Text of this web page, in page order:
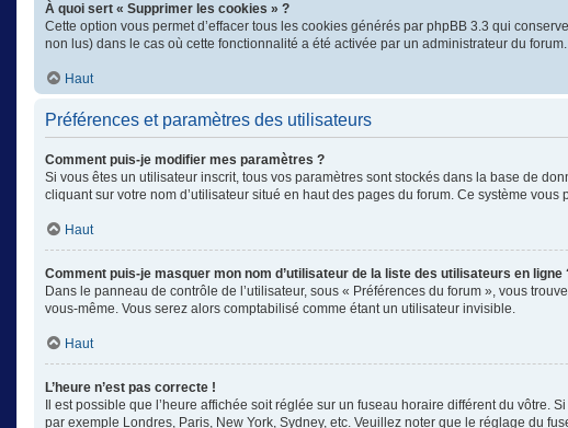
À quoi sert « Supprimer les cookies » ?
Cette option vous permet d’effacer tous les cookies générés par phpBB 3.3 qui
non lus) dans le cas où cette fonctionnalité a été activée par un administrateur du
Haut
Préférences et paramètres des utilisateurs
Comment puis-je modifier mes paramètres ?
Si vous êtes un utilisateur inscrit, tous vos paramètres sont stockés dans la base de
cliquant sur votre nom d’utilisateur situé en haut des pages du forum. Ce système
Haut
Comment puis-je masquer mon nom d’utilisateur de la liste des utilisateurs en ligne
Dans le panneau de contrôle de l’utilisateur, sous « Préférences du forum », vous
vous-même. Vous serez alors comptabilisé comme étant un utilisateur invisible.
Haut
L’heure n’est pas correcte !
Il est possible que l’heure affichée soit réglée sur un fuseau horaire différent du
par exemple Londres, Paris, New York, Sydney, etc. Veuillez noter que le réglage du